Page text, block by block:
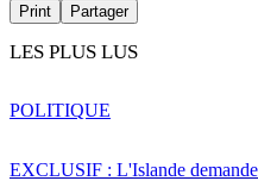
Print Partager
LES PLUS LUS
EXCLUSIF : L'Islande
POLITIQUE